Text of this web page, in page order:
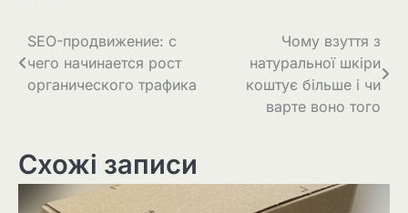
Навігація
записів
SEO-продвижение: с
чего начинается рост
органического трафика
Чому взуття з
натуральної шкіри
коштує більше і чи
варте воно того
Схожі записи